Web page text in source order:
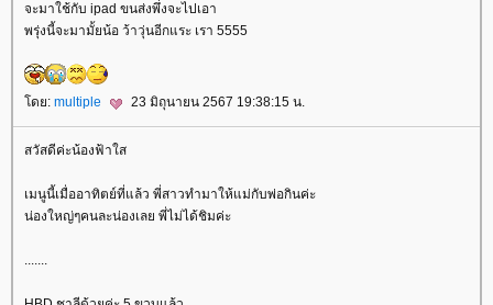
จะมาใช้กับ ipad ขนส่งพึ่งจะไปเอา
พรุ่งนี้จะมามั้ยน้อ ว้าวุ่นอีกแระ เรา 5555
ดย: multiple 23 มิถุนายน 2567 19:38:15 น.
สวัสดีค่ะน้องฟ้าใส
เมนูนี้เมื่ออาทิตย์ที่แล้ว พี่สาวทำมาให้แม่กับพ่อกินค่ะ
น่องใหญ่ๆคนละน่องเลย พี่ไม่ได้ชิมค่ะ